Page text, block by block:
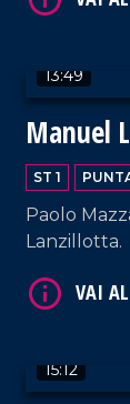
13:49
Manuel
ST 1
Paolo
Lanzillotta.
15:12
VAI AL